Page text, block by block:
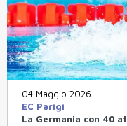
04 Maggio 2026
EC Parigi
La Germania con 40